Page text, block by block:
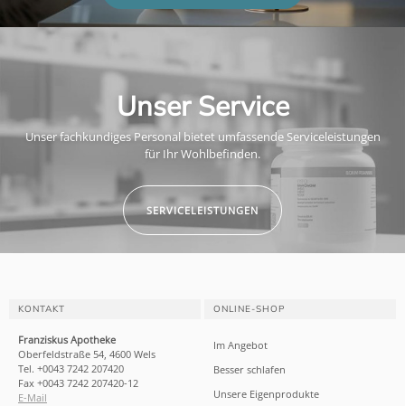
Unser Service
Unser fachkundiges Personal bietet umfassende Serviceleistungen
für Ihr Wohlbefinden.
SERVICELEISTUNGEN
KONTAKT
Franziskus Apotheke
Oberfeldstraße 54, 4600 Wels
Tel. +0043 7242 207420
Fax +0043 7242 207420-12
E-Mail
ONLINE-SHOP
Im Angebot
Besser schlafen
Unsere Eigenprodukte